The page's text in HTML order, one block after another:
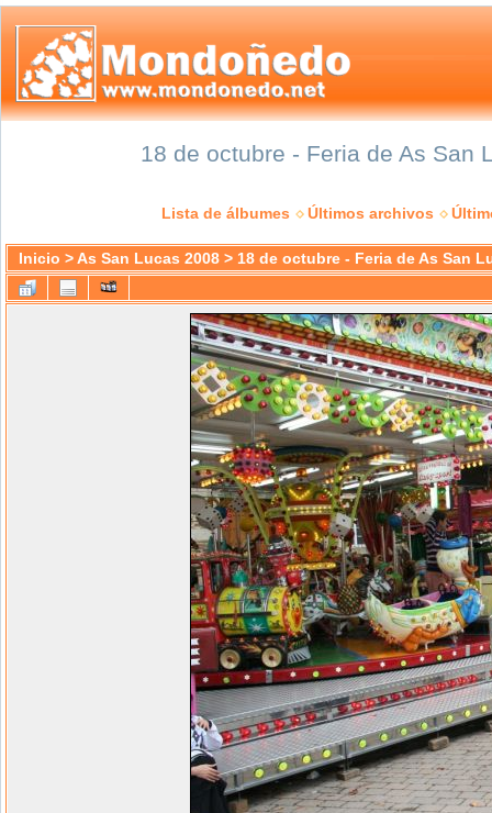
18 de octubre - Feria de As San
Lista de álbumes Últimos archivos
Inicio >As San Lucas 2008 > 18 de octubre - Feria de As San